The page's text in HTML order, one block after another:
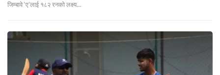
जिम्बावे ‘ए’लाई १८२ रनको लक्ष्य…